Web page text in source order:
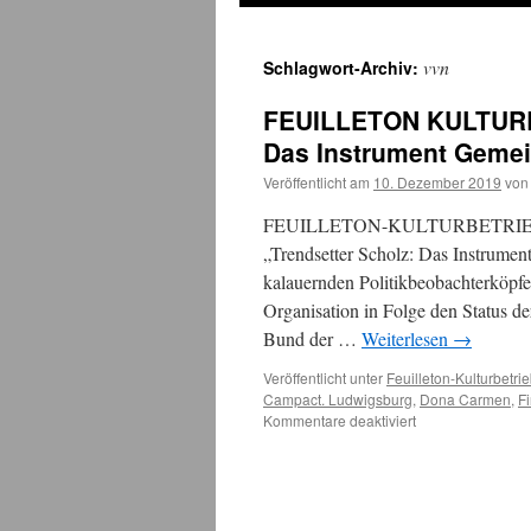
Schlagwort-Archiv: vvn
FEUILLETON
Das Instrument
Veröffentlicht am 10. Dezember 2019 von
FEUILLETON-
„Trendsetter Scholz: Das
kalauernden
Organisation in Folge den Status
Bund der … Weiterlesen →
Veröffentlicht unter Feuilleton-
Campact. Ludwigsburg, Dona Carmen,
Kommentare deaktiviertfür